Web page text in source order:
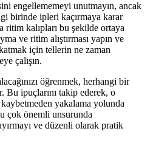
engellememeyi unutmayın, ancak
birinde ipleri kaçırmaya karar
ritim kalıpları bu şekilde ortaya
ve ritim alıştırması yapın ve
için tellerin ne zaman
çalışın.
öğrenmek, herhangi bir
Bu ipuçlarını takip ederek, o
yakalama yolunda
çok önemli unsurunda
ve düzenli olarak pratik